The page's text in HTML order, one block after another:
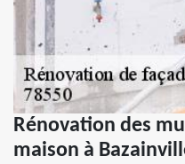
Rénovation des
maison à